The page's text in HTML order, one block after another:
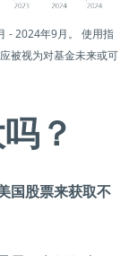
- 2024年9月。 使用指
被视为对基金未来或可
？
国股票来获取不